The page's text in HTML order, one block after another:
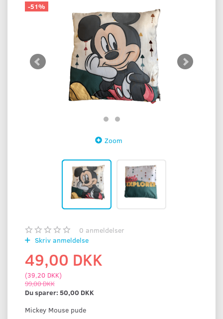
-51%
Zoom
0 anmeldelser
Skriv anmeldelse
49,00 DKK
(39,20 DKK)
99,00 DKK
Du sparer: 50,00 DKK
Mickey Mouse pude